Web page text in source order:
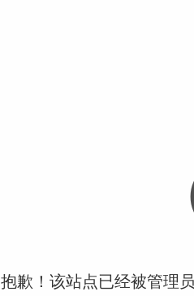
抱歉！该站点已经被管理